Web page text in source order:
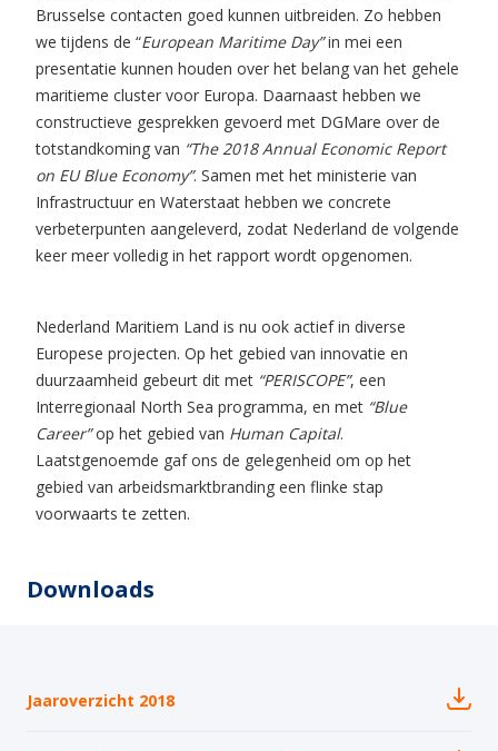
Brusselse contacten goed kunnen uitbreiden. Zo hebben
we tijdens de “European Maritime Day”in mei een
presentatie kunnen houden over het belang van het gehele
maritieme cluster voor Europa. Daarnaast hebben we
constructieve gesprekken gevoerd met DGMare over de
totstandkoming van “The 2018 Annual Economic Report
on EU Blue Economy”. Samen met het ministerie van
Infrastructuur en Waterstaat hebben we concrete
verbeterpunten aangeleverd, zodat Nederland de volgende
keer meer volledig in het rapport wordt opgenomen.
Nederland Maritiem Land is nu ook actief in diverse
Europese projecten. Op het gebied van innovatie en
duurzaamheid gebeurt dit met “PERISCOPE”, een
Interregionaal North Sea programma, en met “Blue
Career”op het gebied van Human Capital.
Laatstgenoemde gaf ons de gelegenheid om op het
gebied van arbeidsmarktbranding een flinke stap
voorwaarts te zetten.
Downloads
Jaaroverzicht 2018